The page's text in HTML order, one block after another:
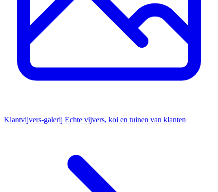
Klantvijvers-galerij Echte vijvers, koi en tuinen van klanten